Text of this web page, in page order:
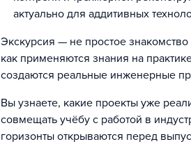
актуально для аддитивных
Экскурсия — не простое
как применяются знания на
создаются реальные инженерные
Вы узнаете, какие проекты уже
совмещать учёбу с работой в
горизонты открываются перед